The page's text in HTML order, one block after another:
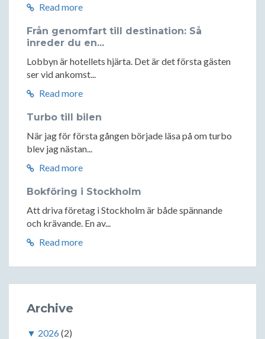
Read more
Från genomfart till destination: Så
inreder du en...
Lobbyn är hotellets hjärta. Det är det första gästen
ser vid ankomst...
Read more
Turbo till bilen
När jag för första gången började läsa på om turbo
blev jag nästan...
Read more
Bokföring i Stockholm
Att driva företag i Stockholm är både spännande
och krävande. En av...
Read more
Archive
▼ 2026(2)